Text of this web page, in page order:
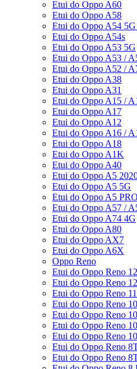
Etui do Oppo A60
Etui do Oppo A58
Etui do Oppo A54
Etui do Oppo A54s
Etui do Oppo A53 5G
Etui do Oppo A53 /
Etui do Oppo A52 /
Etui do Oppo A38
Etui do Oppo A31
Etui do Oppo A15 /
Etui do Oppo A17
Etui do Oppo A12
Etui do Oppo A16 /
Etui do Oppo A18
Etui do Oppo A1K
Etui do Oppo A40
Etui do Oppo A5
Etui do Oppo A5 5G
Etui do Oppo A5
Etui do Oppo A57 /
Etui do Oppo A74 4G
Etui do Oppo A80
Etui do Oppo AX7
Etui do Oppo A6X
Oppo Reno
Etui do Oppo Reno
Etui do Oppo Reno 12
Etui do Oppo Reno
Etui do Oppo Reno
Etui do Oppo Reno
Etui do Oppo Reno
Etui do Oppo Reno 10
Etui do Oppo Reno
Etui do Oppo Reno